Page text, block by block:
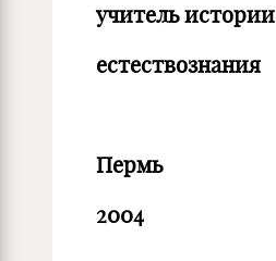
учитель истории
естествознания
Пермь
2004